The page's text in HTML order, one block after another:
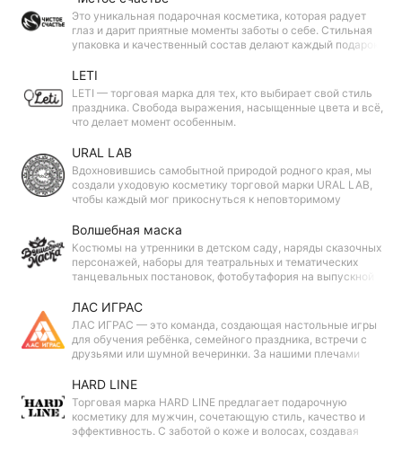
Это уникальная подарочная косметика, которая радует
глаз и дарит приятные моменты заботы о себе. Стильная
упаковка и качественный состав делают каждый подарок
LETI
LETI — торговая марка для тех, кто выбирает свой стиль
праздника. Свобода выражения, насыщенные цвета и всё,
что делает момент особенным.
URAL LAB
Вдохновившись самобытной природой родного края, мы
создали уходовую косметику торговой марки URAL LAB,
чтобы каждый мог прикоснуться к неповторимому
Волшебная маска
Костюмы на утренники в детском саду, наряды сказочных
персонажей, наборы для театральных и тематических
танцевальных постановок, фотобутафория на выпускной и
карнавальные наборы на все случаи праздника!
ЛАС ИГРАС
ЛАС ИГРАС — это команда, создающая настольные игры
для обучения ребёнка, семейного праздника, встречи с
друзьями или шумной вечеринки. За нашими плечами
незабываемые эмоции!
HARD LINE
Торговая марка HARD LINE предлагает подарочную
косметику для мужчин, сочетающую стиль, качество и
эффективность. С заботой о коже и волосах, создавая